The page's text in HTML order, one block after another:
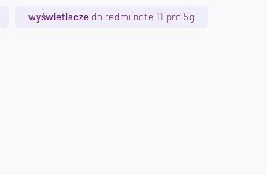
wyświetlacze do redmi note 11 pro 5g